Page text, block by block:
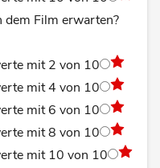
dem Film erwarten?
mit 2 von 10
mit 4 von 10
mit 6 von 10
mit 8 von 10
mit 10 von 10